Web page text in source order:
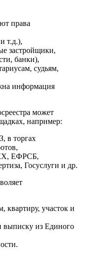
права
т.д.),
застройщики,
банки),
судьям,
информация
может
например:
в торгах
ЕФРСБ,
Госуслуги и др.
квартиру, участок и
выписку из Единого